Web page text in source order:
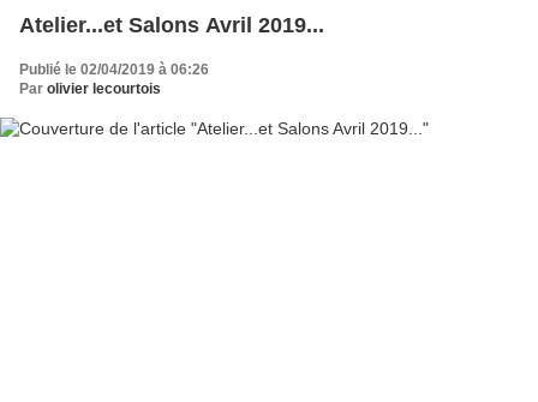
Atelier...et Salons Avril 2019...
Publié le 02/04/2019 à 06:26
Par olivier lecourtois